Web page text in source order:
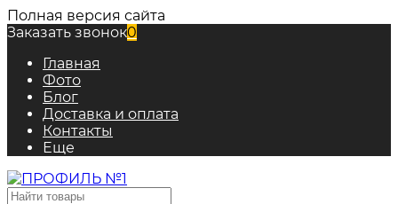
Полная версия сайта
Заказать звонок0
Главная
Фото
Блог
Доставка и оплата
Контакты
Еще